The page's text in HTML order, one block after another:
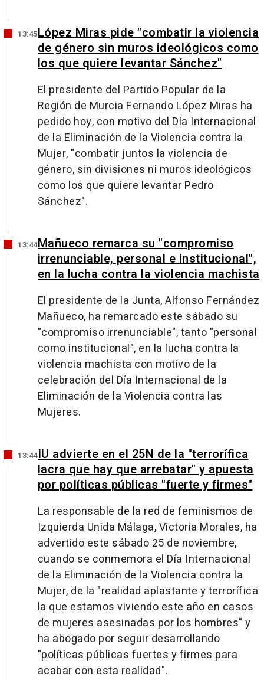
13:45López Miras pide "combatir la violencia
de género sin muros ideológicos como
los que quiere levantar Sánchez"
El presidente del Partido Popular de la
Región de Murcia Fernando López Miras ha
pedido hoy, con motivo del Día Internacional
de la Eliminación de la Violencia contra la
Mujer, "combatir juntos la violencia de
género, sin divisiones ni muros ideológicos
como los que quiere levantar Pedro
Sánchez".
13:44Mañueco remarca su "compromiso
irrenunciable, personal e institucional",
en la lucha contra la violencia machista
El presidente de la Junta, Alfonso Fernández
Mañueco, ha remarcado este sábado su
"compromiso irrenunciable", tanto "personal
como institucional", en la lucha contra la
violencia machista con motivo de la
celebración del Día Internacional de la
Eliminación de la Violencia contra las
Mujeres.
13:44IU advierte en el 25N de la "terrorífica
lacra que hay que arrebatar" y apuesta
por políticas públicas "fuerte y firmes"
La responsable de la red de feminismos de
Izquierda Unida Málaga, Victoria Morales, ha
advertido este sábado 25 de noviembre,
cuando se conmemora el Día Internacional
de la Eliminación de la Violencia contra la
Mujer, de la "realidad aplastante y terrorífica
la que estamos viviendo este año en casos
de mujeres asesinadas por los hombres" y
ha abogado por seguir desarrollando
"políticas públicas fuertes y firmes para
acabar con esta realidad".